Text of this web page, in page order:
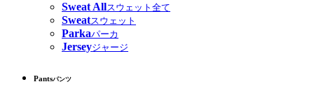
Sweat Allスウェット全て
Sweatスウェット
Parkaパーカ
Jerseyジャージ
Pantsパンツ